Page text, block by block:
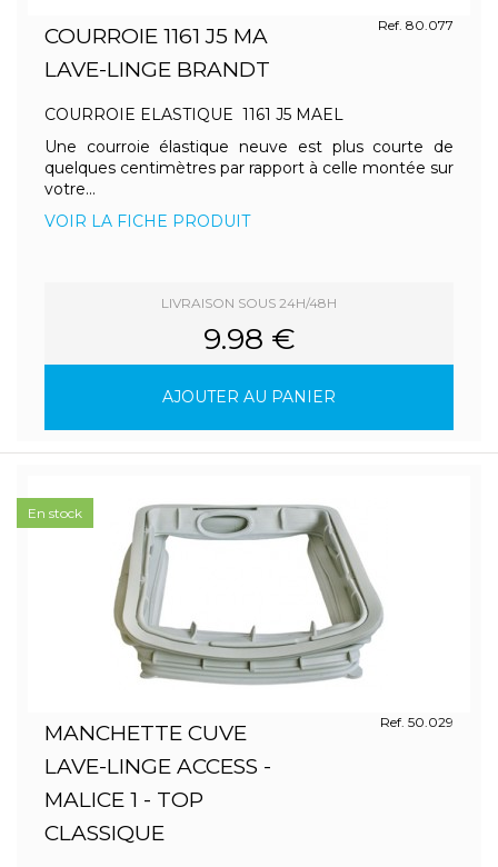
COURROIE 1161 J5 MA
LAVE-LINGE BRANDT
Ref. 80.077
COURROIE ELASTIQUE 1161 J5 MAEL
Une courroie élastique neuve est plus courte de
quelques centimètres par rapport à celle montée sur
votre...
VOIR LA FICHE PRODUIT
LIVRAISON SOUS 24H/48H
9.98 €
AJOUTER AU PANIER
MANCHETTE CUVE
LAVE-LINGE ACCESS -
MALICE 1 - TOP
CLASSIQUE
Ref. 50.029
En stock